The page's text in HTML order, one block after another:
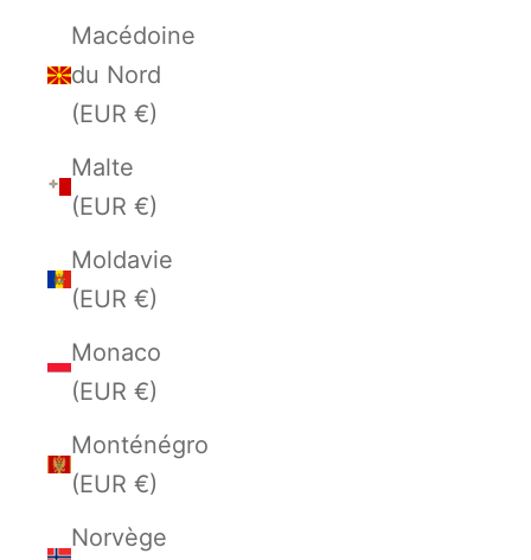
Macédoine
du Nord
(EUR €)
Malte
(EUR €)
Moldavie
(EUR €)
Monaco
(EUR €)
Monténégro
(EUR €)
Norvège